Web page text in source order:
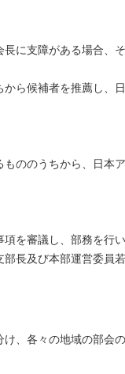
に支障がある場合、
ら候補者を推薦し、
ののうちから、日本
を審議し、部務を行い
長及び本部運営委員
、各々の地域の部会